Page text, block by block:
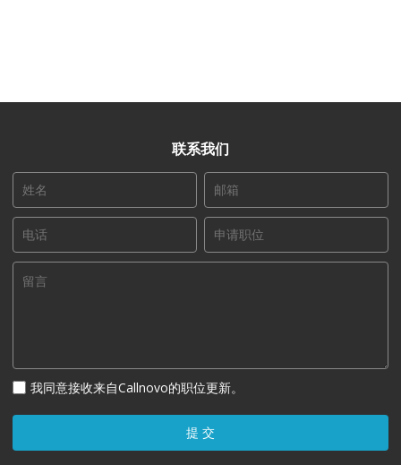
联系我们
我同意接收来自Callnovo的职位更新。
提 交